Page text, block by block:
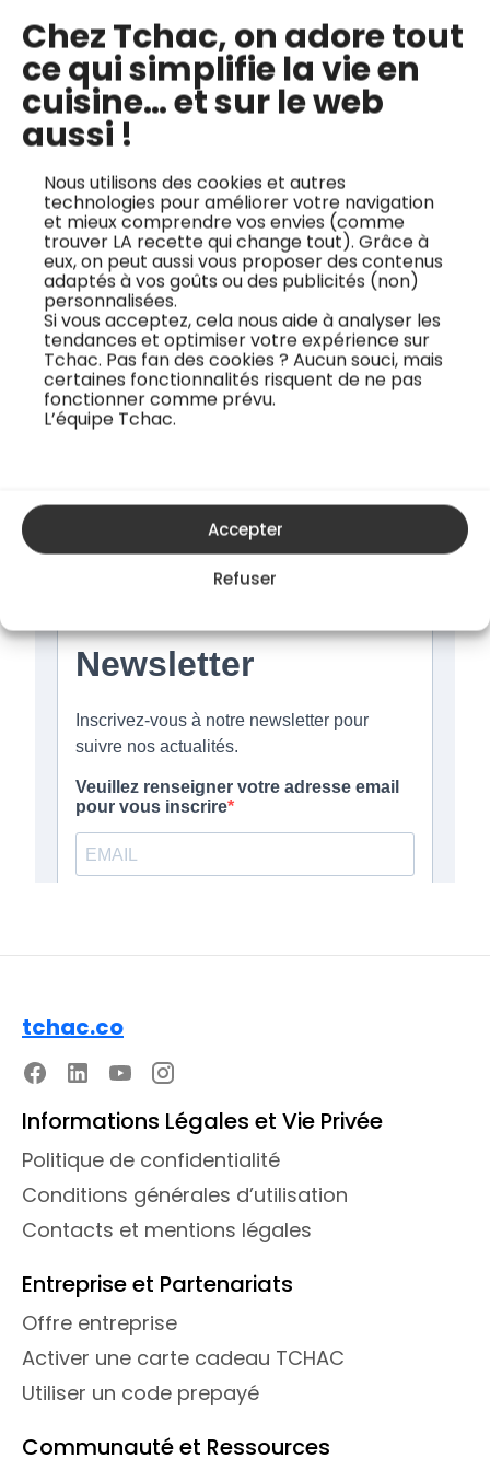
Chez Tchac, on adore tout
ce qui simplifie la vie en
cuisine… et sur le web
aussi !
Nous utilisons des cookies et autres
technologies pour améliorer votre navigation
et mieux comprendre vos envies (comme
trouver LA recette qui change tout). Grâce à
eux, on peut aussi vous proposer des contenus
adaptés à vos goûts ou des publicités (non)
personnalisées.
Si vous acceptez, cela nous aide à analyser les
tendances et optimiser votre expérience sur
Tchac. Pas fan des cookies ? Aucun souci, mais
certaines fonctionnalités risquent de ne pas
fonctionner comme prévu.
L’équipe Tchac.
Accepter
Refuser
Cours de cuisine à Grenoble : top 5
5 décembre 2024
Farine IG bas : 4 alternatives pour une
cuisine plus saine
7 mai 2025
En quête de nouvelles
Abonnez-vous à notre newsletter culinaire
tchac.co
Informations Légales et Vie Privée
Politique de confidentialité
Conditions générales d’utilisation
Contacts et mentions légales
Entreprise et Partenariats
Offre entreprise
Activer une carte cadeau TCHAC
Utiliser un code prepayé
Communauté et Ressources